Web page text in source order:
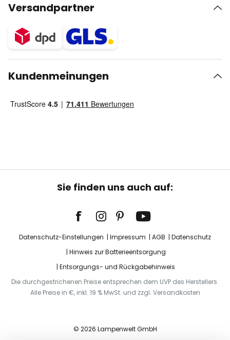
Versandpartner
Kundenmeinungen
Sie finden uns auch auf:
Datenschutz-Einstellungen Impressum AGB
Datenschutz
Hinweis zur Batterieentsorgung
Entsorgungs- und Rückgabehinweis
Die durchgestrichenen Preise entsprechen dem UVP des Herstellers.
Alle Preise in €, inkl. 19 % MwSt. und zzgl. Versandkosten
© 2026 Lampenwelt GmbH